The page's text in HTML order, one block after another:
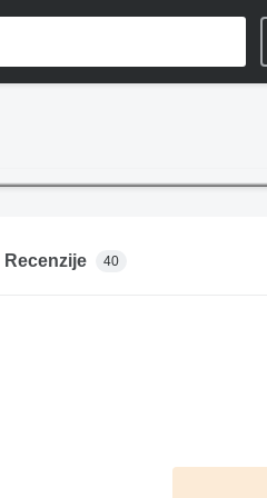
Recenzije 40